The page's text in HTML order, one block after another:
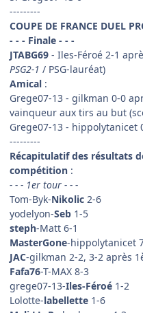
---------
COUPE DE FRANCE DUEL
- - - Finale - - -
JTABG69 - Iles-Féroé 2-1
PSG2-1 / PSG-lauréat)
Amical :
Grege07-13 - gilkman 0-0
vainqueur aux tirs au but
Grege07-13 - hippolytanicet
---------
Récapitulatif des résultats
compétition :
- - - 1er tour - - -
Tom-Byk-Nikolic 2-6
yodelyon-Seb 1-5
steph-Matt 6-1
MasterGone-hippolytanicet
JAC-gilkman 2-2, 3-2 après
Fafa76-T-MAX 8-3
grege07-13-Iles-Féroé 1-2
Lolotte-labellette 1-6